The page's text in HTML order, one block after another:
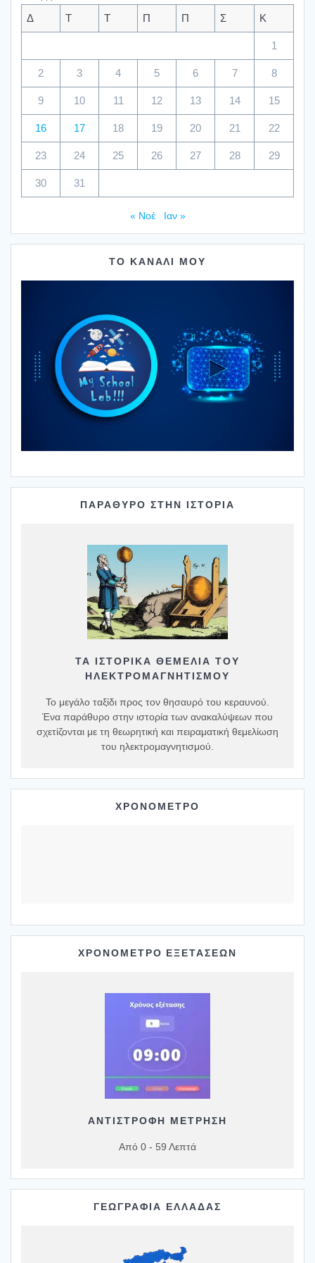
Δ Τ Τ Π Π Σ Κ
1
2 3 4 5 6 7 8
9 10 11 12 13 14 15
16 17 18 19 20 21 22
23 24 25 26 27 28 29
30 31
« Νοέ Ιαν »
ΤΟ ΚΑΝΑΛΙ ΜΟΥ
ΠΑΡΑΘΥΡΟ ΣΤΗΝ ΙΣΤΟΡΙΑ
ΤΑ ΙΣΤΟΡΙΚΆ ΘΕΜΈΛΙΑ ΤΟΥ
ΗΛΕΚΤΡΟΜΑΓΝΗΤΙΣΜΟΎ
Το μεγάλο ταξίδι προς τον θησαυρό του κεραυνού.
Ένα παράθυρο στην ιστορία των ανακαλύψεων που
σχετίζονται με τη θεωρητική και πειραματική θεμελίωση
του ηλεκτρομαγνητισμού.
ΧΡΟΝΟΜΕΤΡΟ
ΧΡΟΝΟΜΕΤΡΟ ΕΞΕΤΑΣΕΩΝ
ΑΝΤΙΣΤΡΟΦΗ ΜΕΤΡΗΣΗ
Από 0 - 59 Λεπτά
ΓΕΩΓΡΑΦΙΑ ΕΛΛΑΔΑΣ